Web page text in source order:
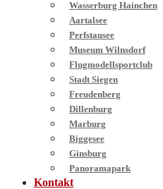
Wasserburg Hainchen
Aartalsee
Perfstausee
Museum Wilnsdorf
Flugmodellsportclub
Stadt Siegen
Freudenberg
Dillenburg
Marburg
Biggesee
Ginsburg
Panoramapark
Kontakt